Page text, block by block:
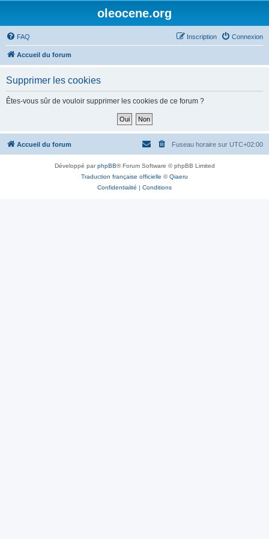
oleocene.org
FAQ Connexion
Inscription
Accueil du forum
Supprimer les cookies
Êtes-vous sûr de vouloir supprimer les cookies de ce forum ?
Accueil du forum Fuseau horaire sur UTC+02:00
Développé parphpBB® Forum Software © phpBB Limited
Traduction française officielle ©Qiaeru
Confidentialité | Conditions